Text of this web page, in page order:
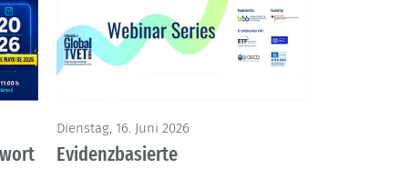
Dienstag, 16. Juni 2026
Evidenzbasierte